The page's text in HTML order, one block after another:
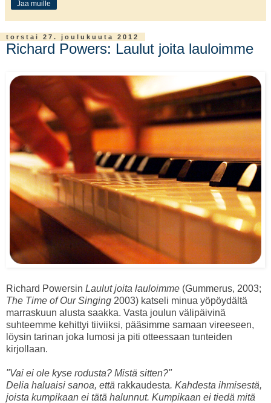
Jaa muille
torstai 27. joulukuuta 2012
Richard Powers: Laulut joita lauloimme
Richard Powersin Laulut joita lauloimme (Gummerus, 2003;
The Time of Our Singing 2003) katseli minua yöpöydältä
marraskuun alusta saakka. Vasta joulun välipäivinä
suhteemme kehittyi tiiviiksi, pääsimme samaan vireeseen,
löysin tarinan joka lumosi ja piti otteessaan tunteiden
kirjollaan.
"Vai ei ole kyse rodusta? Mistä sitten?"
Delia haluaisi sanoa, että rakkaudesta. Kahdesta ihmisestä,
joista kumpikaan ei tätä halunnut. Kumpikaan ei tiedä mitä